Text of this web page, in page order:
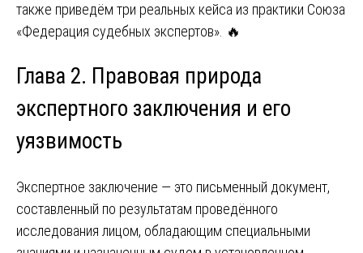
также приведём три реальных кейса из практики Союза
«Федерация судебных экспертов». 🔥
Глава 2. Правовая природа
экспертного заключения и его
уязвимость
Экспертное заключение — это письменный документ,
составленный по результатам проведённого
исследования лицом, обладающим специальными